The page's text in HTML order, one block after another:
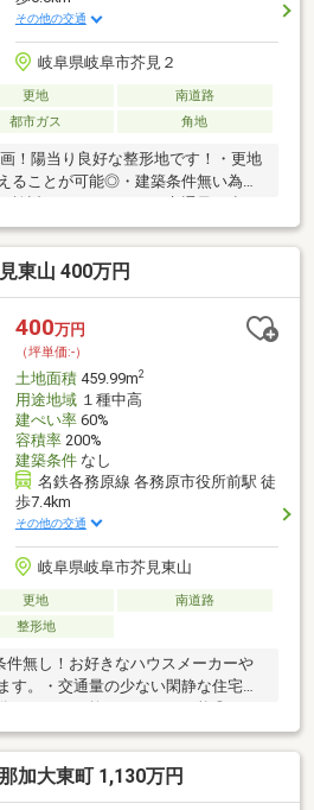
その他の交通
岐阜県岐阜市芥見２
更地
南道路
都市ガス 角地
！陽当り良好な整形地です！・更地
ることが可能◎・建築条件無い為お
着いた新生活が過ごせますね。・芥
中学校まで徒歩約14分！お子様が
です。■■■周辺環境■■■・芥見小学
徒歩約14分・名鉄各務原線「各務原
・岐阜市コミュニティ「芥見小学校
見店…徒歩約16分・ファミリーマー
9分
東山 400万円
400万円
（坪単価:-）
土地面積459.99m2
用途地域１種中高
建ぺい率60%
容積率200%
建築条件なし
名鉄各務原線 各務原市役所前駅 徒
歩7.4km
その他の交通
岐阜県岐阜市芥見東山
更地
南道路
整形地
無し！お好きなハウスメーカーや
す。・交通量の少ない閑静な住宅街
なコストを抑えることが可能◎・ス
徒歩圏内！生活用品全般が揃い、お
に便利な立地！・バス停まで徒歩約3
けにも便利！■■■周辺環境■■■・芥
川東中学校…徒歩約39分・岐阜バス
加大東町 1,130万円